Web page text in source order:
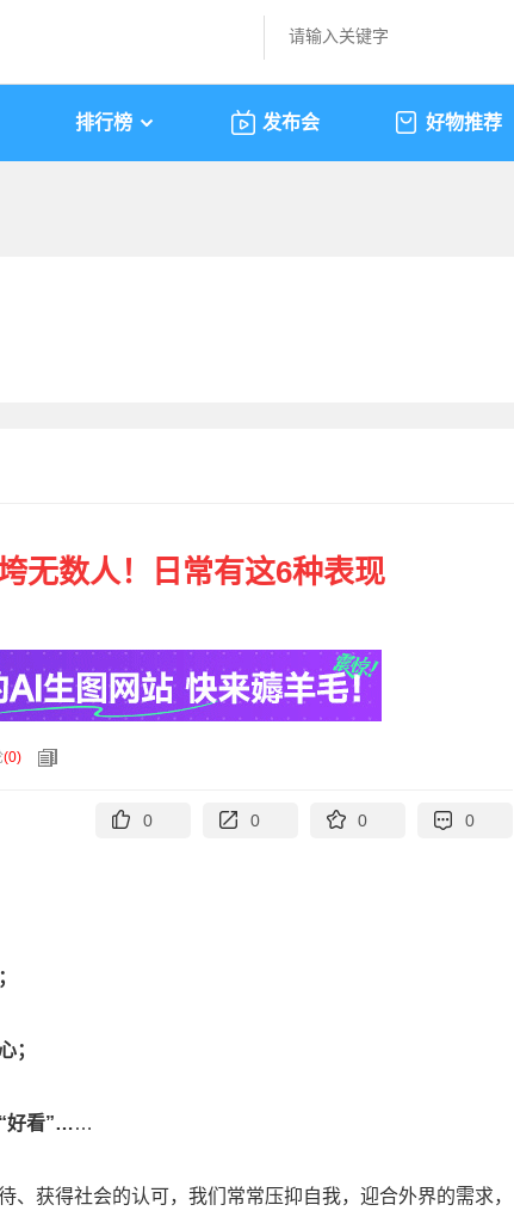
排行榜 发布会 好物推荐
无数人！日常有这6种表现
(0)
0 0 0 0
；
好看”……
获得社会的认可，我们常常压抑自我，迎合外界的需求，